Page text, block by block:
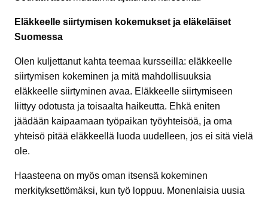
Eläkkeelle siirtymisen kokemukset ja eläkeläiset
Suomessa
Olen kuljettanut kahta teemaa kursseilla: eläkkeelle
siirtymisen kokeminen ja mitä mahdollisuuksia
eläkkeelle siirtyminen avaa. Eläkkeelle siirtymiseen
liittyy odotusta ja toisaalta haikeutta. Ehkä eniten
jäädään kaipaamaan työpaikan työyhteisöä, ja oma
yhteisö pitää eläkkeellä luoda uudelleen, jos ei sitä vielä
ole.
Haasteena on myös oman itsensä kokeminen
merkityksettömäksi, kun työ loppuu. Monenlaisia uusia